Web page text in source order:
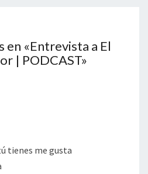
en «Entrevista a El
| PODCAST»
tienes me gusta